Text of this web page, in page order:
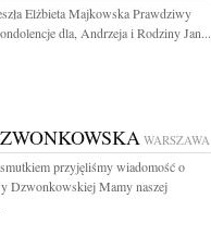
Elżbieta Majkowska Prawdziwy
dla, Andrzeja i Rodziny Jan...
WARSZAWA
przyjęliśmy wiadomość o
Dzwonkowskiej Mamy naszej